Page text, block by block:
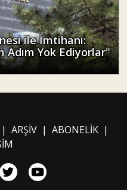
ile İmtihanı:
Adım Yok Ediyorlar"
| ARŞİV| ABONELİK|